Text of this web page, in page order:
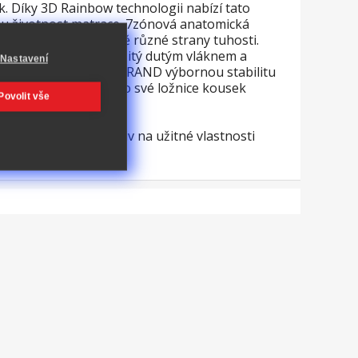
Díky 3D Rainbow technologii nabízí tato
životnost matrace. 7zónová anatomická
matrace má dvě různé strany tuhosti.
je vzdušný, prošitý dutým vláknem a
poskytuje IDEA GRAND výbornou stabilitu
zdraví. Přineste do své ložnice kousek
dezénu, nemající vliv na užitné vlastnosti
Nastavení
vše